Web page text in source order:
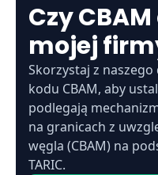
Czy
mojej
Skorzystaj z
kodu CBAM, aby
podlegają
na granicach z
węgla (CBAM) na
TARIC.